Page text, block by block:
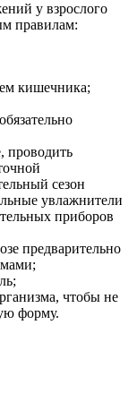
у взрослого
правилам:
кишечника;
проводить
сезон
увлажнители
приборов
предварительно
чтобы не
форму.